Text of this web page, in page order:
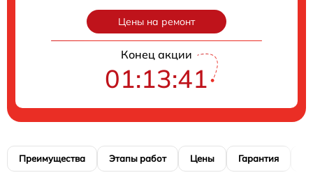
Цены на ремонт
Конец акции
01:13:40
Преимущества Этапы работ Цены Гарантия